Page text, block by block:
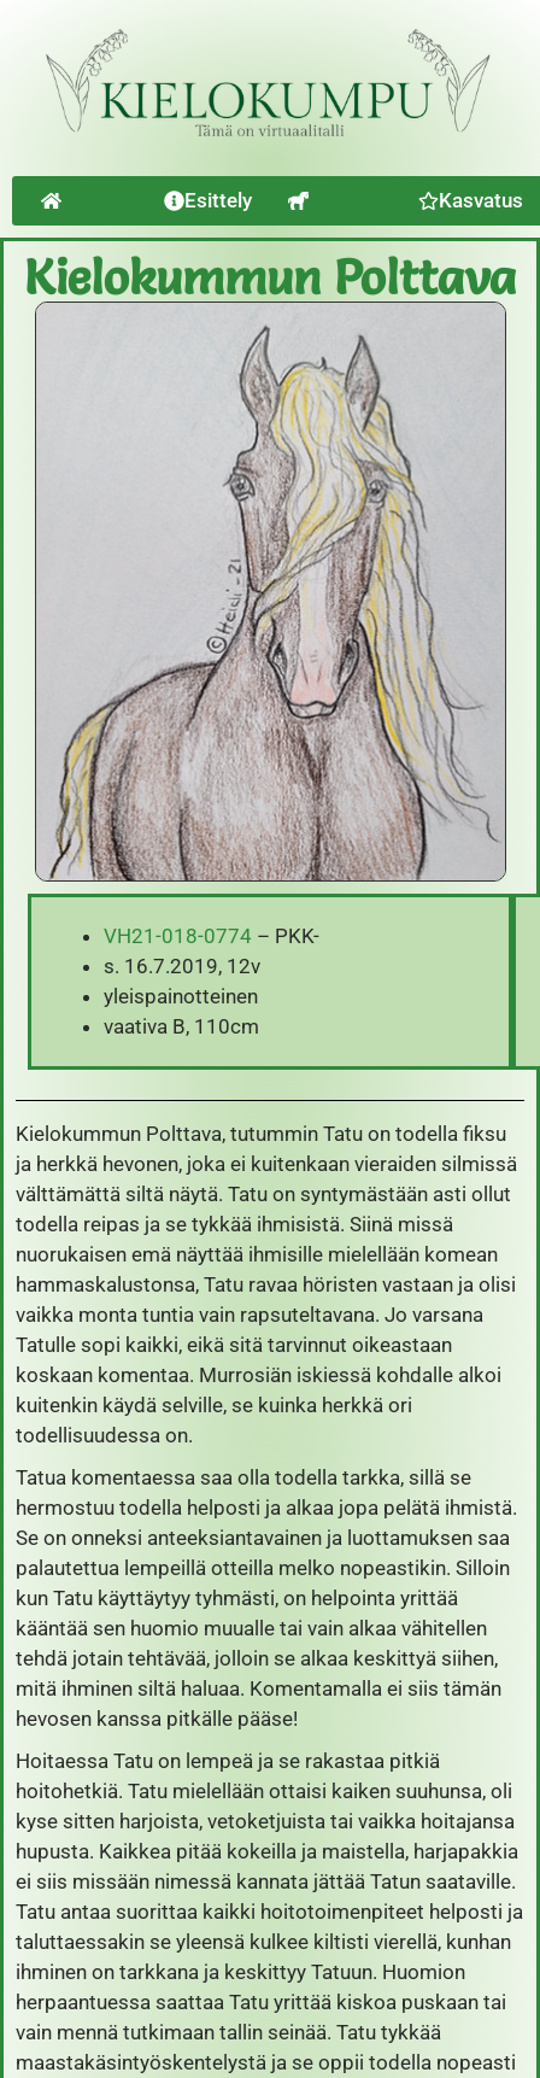
Esittely Hevoset Kasvatus
Kielokummun Polttava
VH21-018-0774 – PKK-
s. 16.7.2019, 12v
yleispainotteinen
vaativa B, 110cm
Kielokummun Polttava, tutummin Tatu on todella fiksu
ja herkkä hevonen, joka ei kuitenkaan vieraiden silmissä
välttämättä siltä näytä. Tatu on syntymästään asti ollut
todella reipas ja se tykkää ihmisistä. Siinä missä
nuorukaisen emä näyttää ihmisille mielellään komean
hammaskalustonsa, Tatu ravaa höristen vastaan ja olisi
vaikka monta tuntia vain rapsuteltavana. Jo varsana
Tatulle sopi kaikki, eikä sitä tarvinnut oikeastaan
koskaan komentaa. Murrosiän iskiessä kohdalle alkoi
kuitenkin käydä selville, se kuinka herkkä ori
todellisuudessa on.
Tatua komentaessa saa olla todella tarkka, sillä se
hermostuu todella helposti ja alkaa jopa pelätä ihmistä.
Se on onneksi anteeksiantavainen ja luottamuksen saa
palautettua lempeillä otteilla melko nopeastikin. Silloin
kun Tatu käyttäytyy tyhmästi, on helpointa yrittää
kääntää sen huomio muualle tai vain alkaa vähitellen
tehdä jotain tehtävää, jolloin se alkaa keskittyä siihen,
mitä ihminen siltä haluaa. Komentamalla ei siis tämän
hevosen kanssa pitkälle pääse!
Hoitaessa Tatu on lempeä ja se rakastaa pitkiä
hoitohetkiä. Tatu mielellään ottaisi kaiken suuhunsa, oli
kyse sitten harjoista, vetoketjuista tai vaikka hoitajansa
hupusta. Kaikkea pitää kokeilla ja maistella, harjapakkia
ei siis missään nimessä kannata jättää Tatun saataville.
Tatu antaa suorittaa kaikki hoitotoimenpiteet helposti ja
taluttaessakin se yleensä kulkee kiltisti vierellä, kunhan
ihminen on tarkkana ja keskittyy Tatuun. Huomion
herpaantuessa saattaa Tatu yrittää kiskoa puskaan tai
vain mennä tutkimaan tallin seinää. Tatu tykkää
maastakäsintyöskentelystä ja se oppii todella nopeasti